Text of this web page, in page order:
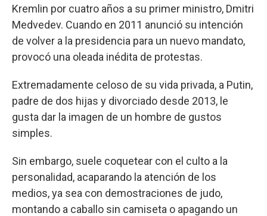
Kremlin por cuatro años a su primer ministro, Dmitri
Medvedev. Cuando en 2011 anunció su intención
de volver a la presidencia para un nuevo mandato,
provocó una oleada inédita de protestas.
Extremadamente celoso de su vida privada, a Putin,
padre de dos hijas y divorciado desde 2013, le
gusta dar la imagen de un hombre de gustos
simples.
Sin embargo, suele coquetear con el culto a la
personalidad, acaparando la atención de los
medios, ya sea con demostraciones de judo,
montando a caballo sin camiseta o apagando un